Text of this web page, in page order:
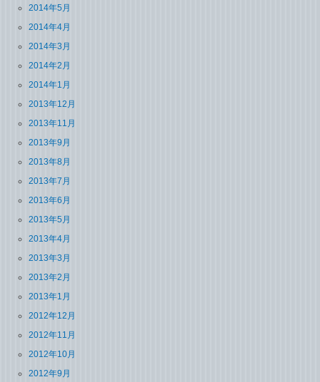
2014年5月
2014年4月
2014年3月
2014年2月
2014年1月
2013年12月
2013年11月
2013年9月
2013年8月
2013年7月
2013年6月
2013年5月
2013年4月
2013年3月
2013年2月
2013年1月
2012年12月
2012年11月
2012年10月
2012年9月